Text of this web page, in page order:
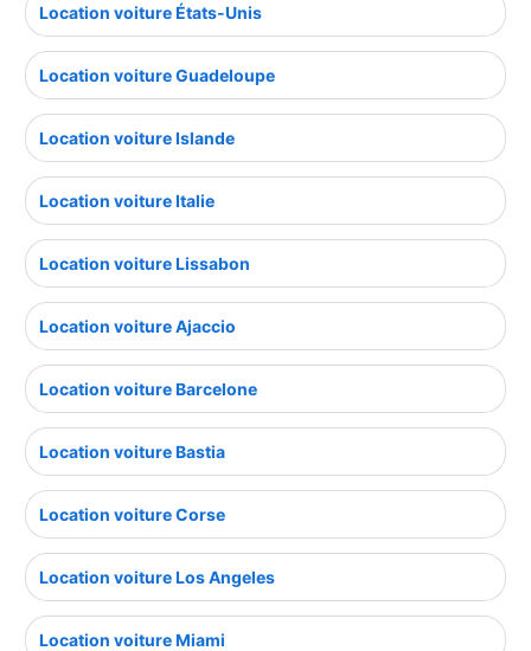
Location voiture États-Unis
Location voiture Guadeloupe
Location voiture Islande
Location voiture Italie
Location voiture Lissabon
Location voiture Ajaccio
Location voiture Barcelone
Location voiture Bastia
Location voiture Corse
Location voiture Los Angeles
Location voiture Miami